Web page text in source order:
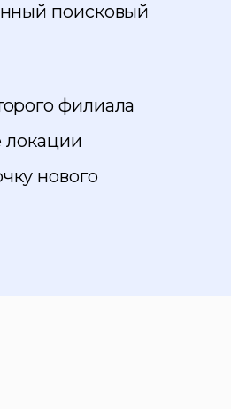
поисковый
филиала
локации
нового